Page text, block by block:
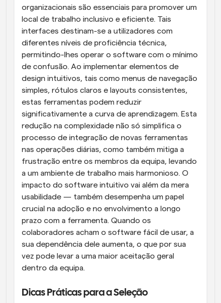
organizacionais são essenciais para promover um
local de trabalho inclusivo e eficiente. Tais
interfaces destinam-se a utilizadores com
diferentes níveis de proficiência técnica,
permitindo-lhes operar o software com o mínimo
de confusão. Ao implementar elementos de
design intuitivos, tais como menus de navegação
simples, rótulos claros e layouts consistentes,
estas ferramentas podem reduzir
significativamente a curva de aprendizagem. Esta
redução na complexidade não só simplifica o
processo de integração de novas ferramentas
nas operações diárias, como também mitiga a
frustração entre os membros da equipa, levando
a um ambiente de trabalho mais harmonioso. O
impacto do software intuitivo vai além da mera
usabilidade — também desempenha um papel
crucial na adoção e no envolvimento a longo
prazo com a ferramenta. Quando os
colaboradores acham o software fácil de usar, a
sua dependência dele aumenta, o que por sua
vez pode levar a uma maior aceitação geral
dentro da equipa.
Dicas Práticas para a Seleção